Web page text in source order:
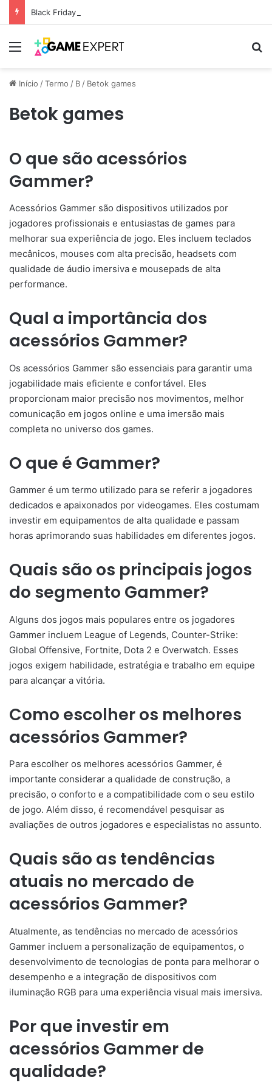
Black Friday: descontos incríveis em eletrônicos
Menu
Início /Termo / B / Betok games
Betok games
O que são acessórios
Gammer?
Acessórios Gammer são dispositivos utilizados por
jogadores profissionais e entusiastas de games para
melhorar sua experiência de jogo. Eles incluem teclados
mecânicos, mouses com alta precisão, headsets com
qualidade de áudio imersiva e mousepads de alta
performance.
Qual a importância dos
acessórios Gammer?
Os acessórios Gammer são essenciais para garantir uma
jogabilidade mais eficiente e confortável. Eles
proporcionam maior precisão nos movimentos, melhor
comunicação em jogos online e uma imersão mais
completa no universo dos games.
O que é Gammer?
Gammer é um termo utilizado para se referir a jogadores
dedicados e apaixonados por videogames. Eles costumam
investir em equipamentos de alta qualidade e passam
horas aprimorando suas habilidades em diferentes jogos.
Quais são os principais jogos
do segmento Gammer?
Alguns dos jogos mais populares entre os jogadores
Gammer incluem League of Legends, Counter-Strike:
Global Offensive, Fortnite, Dota 2 e Overwatch. Esses
jogos exigem habilidade, estratégia e trabalho em equipe
para alcançar a vitória.
Como escolher os melhores
acessórios Gammer?
Para escolher os melhores acessórios Gammer, é
importante considerar a qualidade de construção, a
precisão, o conforto e a compatibilidade com o seu estilo
de jogo. Além disso, é recomendável pesquisar as
avaliações de outros jogadores e especialistas no assunto.
Quais são as tendências
atuais no mercado de
acessórios Gammer?
Atualmente, as tendências no mercado de acessórios
Gammer incluem a personalização de equipamentos, o
desenvolvimento de tecnologias de ponta para melhorar o
desempenho e a integração de dispositivos com
iluminação RGB para uma experiência visual mais imersiva.
Por que investir em
acessórios Gammer de
qualidade?